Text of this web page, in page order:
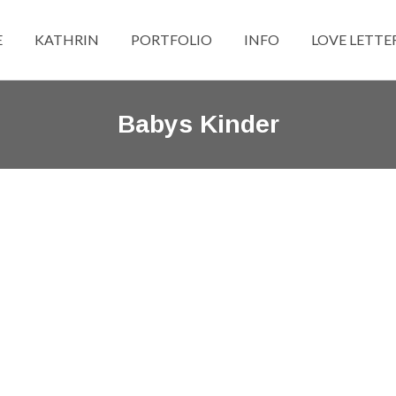
KATHRIN PORTFOLIO INFO LOVE
Babys Kinder